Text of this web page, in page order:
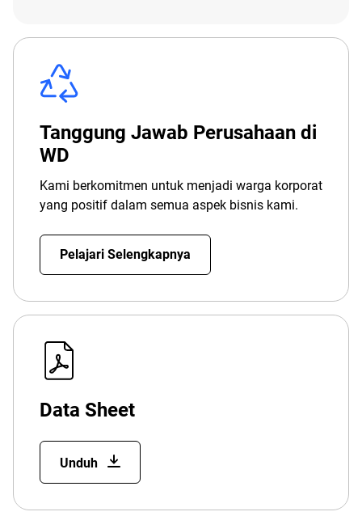
Tanggung Jawab Perusahaan di
WD
Kami berkomitmen untuk menjadi warga korporat
yang positif dalam semua aspek bisnis kami.
Pelajari Selengkapnya
Data Sheet
Unduh